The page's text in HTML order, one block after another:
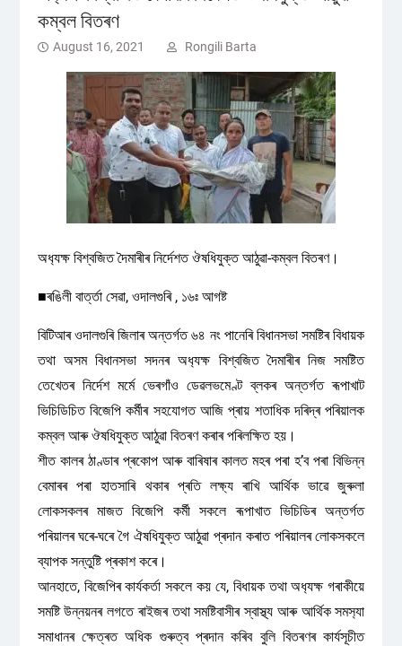
কম্বল বিতৰণ
August 16, 2021 Rongili Barta
অধ‍্যক্ষ বিশ্বজিত দৈমাৰীৰ নিৰ্দেশত ঔষধিযুক্ত আঠুৱা-কম্বল বিতৰণ।
■ৰঙিলী বাৰ্ত্তা সেৱা, ওদালগুৰি , ১৬ঃ আগষ্ট
বিটিআৰ ওদালগুৰি জিলাৰ অন্তৰ্গত ৬৪ নং পানেৰি বিধানসভা সমষ্টিৰ বিধায়ক
তথা অসম বিধানসভা সদনৰ অধ‍্যক্ষ বিশ্বজিত দৈমাৰীৰ নিজ সমষ্টিত
তেখেতৰ নিৰ্দেশ মৰ্মে ভেৰগাঁও ডেৱলভমেণ্ট ব্লকৰ অন্তৰ্গত ৰূপাখাট
ভিচিডিচিত বিজেপি কৰ্মীৰ সহযোগত আজি প্ৰায় শতাধিক দৰিদ্ৰ পৰিয়ালক
কম্বল আৰু ঔষধিযুক্ত আঠুৱা বিতৰণ কৰাৰ পৰিলক্ষিত হয়।
শীত কালৰ ঠাণ্ডাৰ প্ৰকোপ আৰু বাৰিষাৰ কালত মহৰ পৰা হ’ব পৰা বিভিন্ন
বেমাৰৰ পৰা হাতসাৰি থকাৰ প্ৰতি লক্ষ্য ৰাখি আৰ্থিক ভাৱে জুৰুলা
লোকসকলৰ মাজত বিজেপি কৰ্মী সকলে ৰূপাখাত ভিচিডিৰ অন্তৰ্গত
পৰিয়ালৰ ঘৰে-ঘৰে গৈ ঐষধিযুক্ত আঠুৱা প্ৰদান কৰাত পৰিয়ালৰ লোকসকলে
ব্যাপক সন্তুষ্টি প্ৰকাশ কৰে।
আনহাতে, বিজেপিৰ কাৰ্যকৰ্তা সকলে কয় যে, বিধায়ক তথা অধ‍্যক্ষ গৰাকীয়ে
সমষ্টি উন্নয়নৰ লগতে ৰাইজৰ তথা সমষ্টিবাসীৰ স্বাস্থ্য আৰু আৰ্থিক সমস‍্যা
সমাধানৰ ক্ষেত্ৰত অধিক গুৰুত্ব প্ৰদান কৰিব বুলি বিতৰণৰ কাৰ্যসূচীত